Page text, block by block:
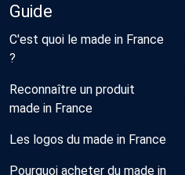
Guide
C'est quoi le made in France
?
Reconnaître un produit
made in France
Les logos du made in France
Pourquoi acheter du made in